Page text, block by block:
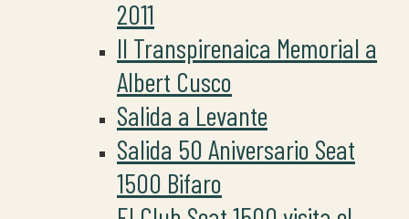
2011
II Transpirenaica Memorial a
Albert Cusco
Salida a Levante
Salida 50 Aniversario Seat
1500 Bifaro